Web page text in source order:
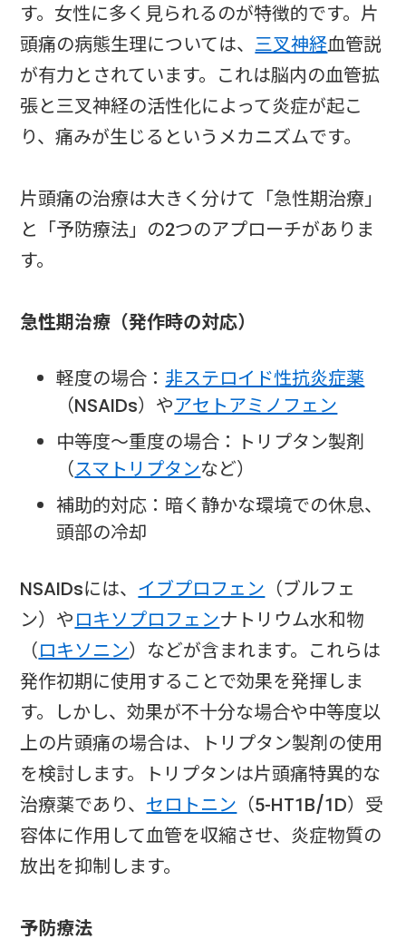
す。女性に多く見られるのが特徴的です。片
頭痛の病態生理については、 三叉神経血管説
が有力とされています。これは脳内の血管拡
張と三叉神経の活性化によって炎症が起こ
り、痛みが生じるというメカニズムです。
片頭痛の治療は大きく分けて「急性期治療」
と「予防療法」の2つのアプローチがありま
す。
急性期治療（発作時の対応）
軽度の場合： 非ステロイド性抗炎症薬
（NSAIDs）やアセトアミノフェン
中等度～重度の場合：トリプタン製剤
（スマトリプタンなど）
補助的対応：暗く静かな環境での休息、
頭部の冷却
NSAIDsには、 イブプロフェン （ブルフェ
ン）やロキソプロフェンナトリウム水和物
（ロキソニン）などが含まれます。これらは
発作初期に使用することで効果を発揮しま
す。しかし、効果が不十分な場合や中等度以
上の片頭痛の場合は、トリプタン製剤の使用
を検討します。トリプタンは片頭痛特異的な
治療薬であり、 セロトニン （5-HT1B/1D）受
容体に作用して血管を収縮させ、炎症物質の
放出を抑制します。
予防療法